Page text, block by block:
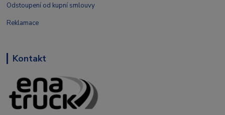
Odstoupení od kupní smlouvy
Reklamace
Kontakt